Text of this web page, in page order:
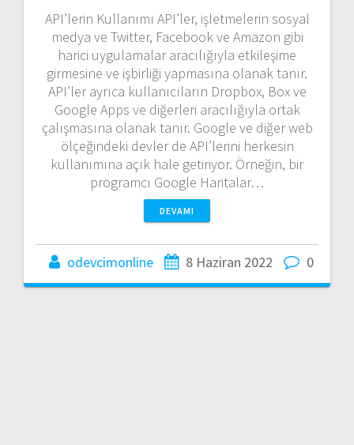
API’lerin Kullanımı API’ler, işletmelerin sosyal
medya ve Twitter, Facebook ve Amazon gibi
harici uygulamalar aracılığıyla etkileşime
girmesine ve işbirliği yapmasına olanak tanır.
API’ler ayrıca kullanıcıların Dropbox, Box ve
Google Apps ve diğerleri aracılığıyla ortak
çalışmasına olanak tanır. Google ve diğer web
ölçeğindeki devler de API’lerini herkesin
kullanımına açık hale getiriyor. Örneğin, bir
programcı Google Haritalar…
DEVAMI
odevcimonline 8 Haziran 2022 0